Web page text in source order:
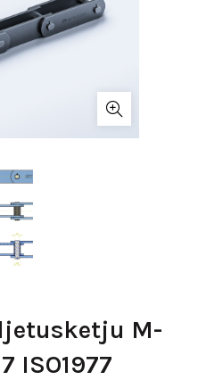
M-
ISO1977